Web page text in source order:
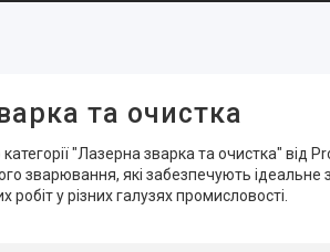
рівні, сканерита очистка
"Лазерна зварка та очистка" від
зварювання, які забезпечують
у різних галузях промисловості.